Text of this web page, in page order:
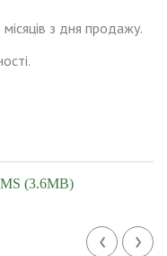
місяців з дня продажу.
(3.6MB)
‹ ›